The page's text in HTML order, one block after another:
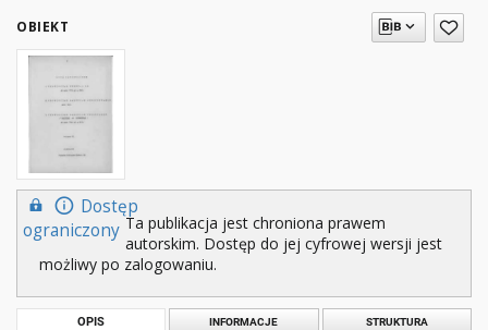
OBIEKT
Dostęp
ograniczony Ta publikacja jest chroniona prawem
autorskim. Dostęp do jej cyfrowej wersji jest
możliwy po zalogowaniu.
OPIS INFORMACJE STRUKTURA